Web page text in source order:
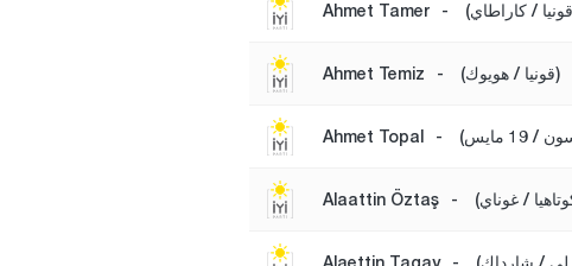
Ahmet Tamer -
Ahmet Temiz - (قونيا / هويوك)
Ahmet Topal -
Alaattin Öztaş -
Alaettin Tagay -